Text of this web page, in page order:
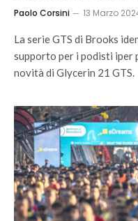
Paolo Corsini 13 Marzo
La serie GTS di Brooks
supporto per i podisti iper
novità di Glycerin 21 GTS.